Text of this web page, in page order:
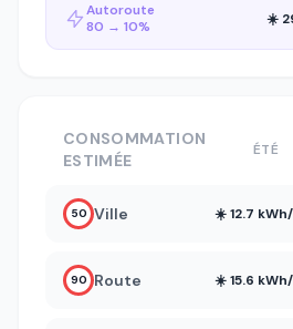
Autoroute
80 → 10%
☀️
CONSOMMATION
ESTIMÉE
ÉTÉ
50 Ville ☀️ 12.7
90 Route ☀️ 15.6